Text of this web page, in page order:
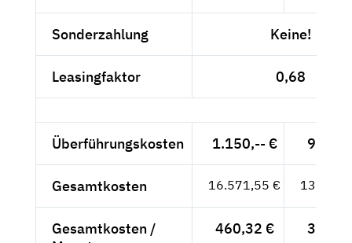
Sonderzahlung Keine!
Leasingfaktor 0,68
Überführungskosten 1.150,-- €
Gesamtkosten 16.571,55 €
Gesamtkosten /
460,32 €